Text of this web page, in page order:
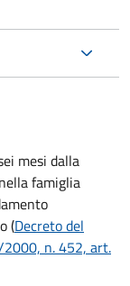
mesi dalla
famiglia
(Decreto del
n. 452, art.